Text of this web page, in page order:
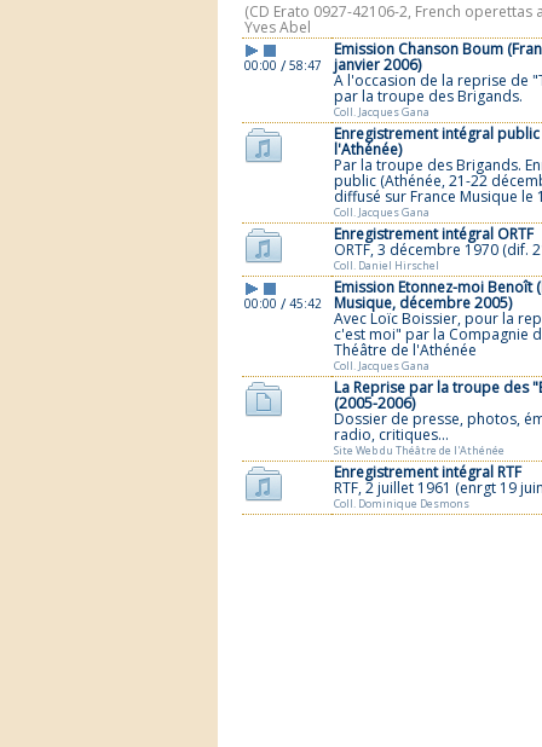
(CD Erato 0927-42106-2, French operettas
Yves Abel
00:00 /58:47
Emission Chanson Boum
janvier 2006)
A l'occasion de la reprise de
par la troupe des Brigands.
Coll. Jacques Gana
Enregistrement intégral
l'Athénée)
Par la troupe des Brigands.
public (Athénée, 21-22
diffusé sur France Musique le
Coll. Jacques Gana
Enregistrement intégral ORTF
ORTF, 3 décembre 1970 (dif.
Coll. Daniel Hirschel
00:00 /45:42
Emission Etonnez-moi Benoît
Musique, décembre 2005)
Avec Loïc Boissier, pour la
c'est moi" par la Compagnie
Théâtre de l'Athénée
Coll. Jacques Gana
La Reprise par la troupe des
(2005-2006)
Dossier de presse, photos,
radio, critiques...
Site Web du Théâtre de l'Athénée
Enregistrement intégral RTF
RTF, 2 juillet 1961 (enrgt 19
Coll. Dominique Desmons